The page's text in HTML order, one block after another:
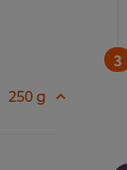
250 g